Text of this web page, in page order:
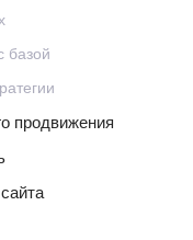
базой
продвижения